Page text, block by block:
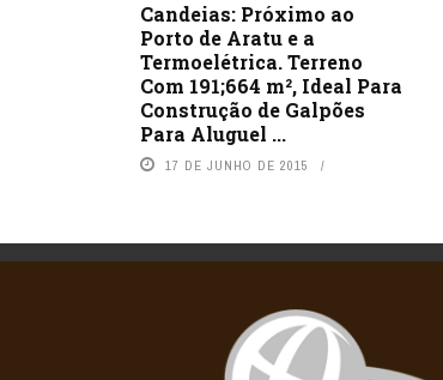
Candeias: Próximo ao
Porto de Aratu e a
Termoelétrica. Terreno
Com 191;664 m², Ideal Para
Construção de Galpões
Para Aluguel ...
17 DE JUNHO DE 2015